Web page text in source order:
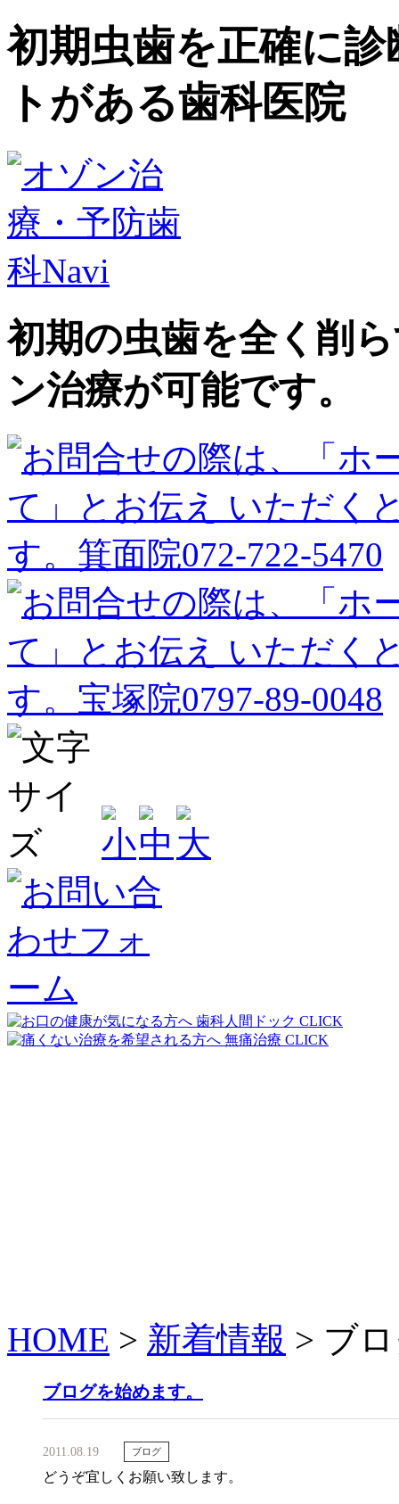
初期虫歯を正確に
トがある歯科医院
初期の虫歯を全く削
ン治療が可能です。
HOME > 新着情報 > ブ
ブログを始めます。
2011.08.19 ブログ
どうぞ宜しくお願い致します。